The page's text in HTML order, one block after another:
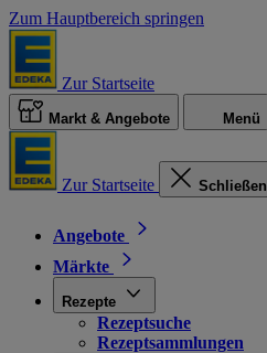
Zum Hauptbereich springen
Zur Startseite
Markt & Angebote Menü
Zur Startseite Schließen
Angebote
Märkte
Rezepte
Rezeptsuche
Rezeptsammlungen